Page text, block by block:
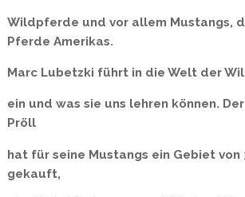
Wildpferde und vor allem Mustangs,
Pferde Amerikas.
Marc Lubetzki führt in die Welt der
ein und was sie uns lehren können.
Pröll
hat für seine Mustangs ein Gebiet von
gekauft,